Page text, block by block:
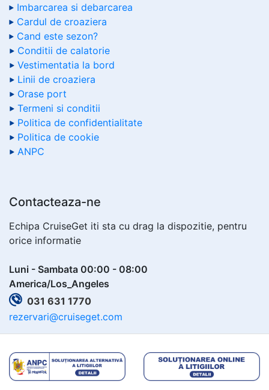
Imbarcarea si debarcarea
Cardul de croaziera
Cand este sezon?
Conditii de calatorie
Vestimentatia la bord
Linii de croaziera
Orase port
Termeni si conditii
Politica de confidentialitate
Politica de cookie
ANPC
Contacteaza-ne
Echipa CruiseGet iti sta cu drag la dispozitie, pentru
orice informatie
Luni - Sambata 00:00 - 08:00
America/Los_Angeles
031 631 1770
rezervari@cruiseget.com